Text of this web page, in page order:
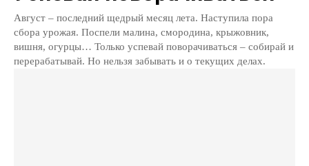
Август – последний щедрый месяц лета. Наступила пора
сбора урожая. Поспели малина, смородина, крыжовник,
вишня, огурцы… Только успевай поворачиваться – собирай и
перерабатывай. Но нельзя забывать и о текущих делах.